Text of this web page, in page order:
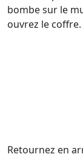
bombe sur le
ouvrez le
Retournez en